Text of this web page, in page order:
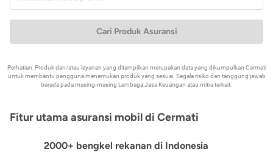
Cari Produk Asuransi
Perhatian: Produk dan/atau layanan yang ditampilkan merupakan data yang dikumpulkan Cermati
untuk membantu pengguna menemukan produk yang sesuai. Segala risiko dan tanggung jawab
berada pada masing-masing Lembaga Jasa Keuangan atau mitra terkait.
Fitur utama asuransi mobil di Cermati
2000+ bengkel rekanan di Indonesia